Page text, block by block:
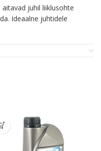
juhil liiklusohte
Ideaalne juhtidele